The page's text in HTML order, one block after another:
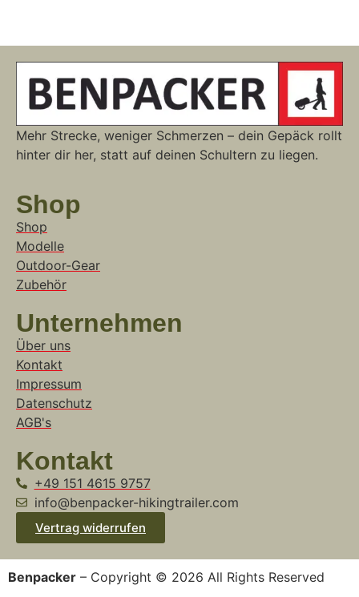
Mehr Strecke, weniger Schmerzen – dein Gepäck rollt
hinter dir her, statt auf deinen Schultern zu liegen.
Shop
Shop
Modelle
Outdoor-Gear
Zubehör
Unternehmen
Über uns
Kontakt
Impressum
Datenschutz
AGB's
Kontakt
+49 151 4615 9757
info@benpacker-hikingtrailer.com
Vertrag widerrufen
Benpacker – Copyright © 2026 All Rights Reserved